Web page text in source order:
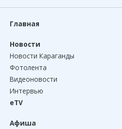
Главная
Новости
Новости Караганды
Фотолента
Видеоновости
Интервью
eTV
Афиша